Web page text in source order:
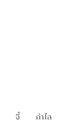
จี้ กำไล